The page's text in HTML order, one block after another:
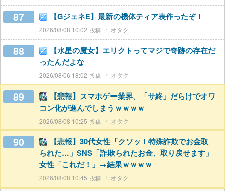
87 【GジェネE】最新の機体ティア表作ったぞ！
2026/08/08 10:02 オタク
88
【水星の魔女】エリクトってマジで奇跡の存在だ
ったんだよな
2026/08/06 18:02 オタク
89
【悲報】スマホゲー業界、「サ終」だらけでオワ
コン化が進んでしまうｗｗｗｗ
2026/08/08 10:25 オタク
90
【悲報】30代女性「クソッ！特殊詐欺でお金取
られた…」SNS「詐欺られたお金、取り戻せます」
女性「これだ！」→結果ｗｗｗｗ
2026/08/08 10:45 オタク